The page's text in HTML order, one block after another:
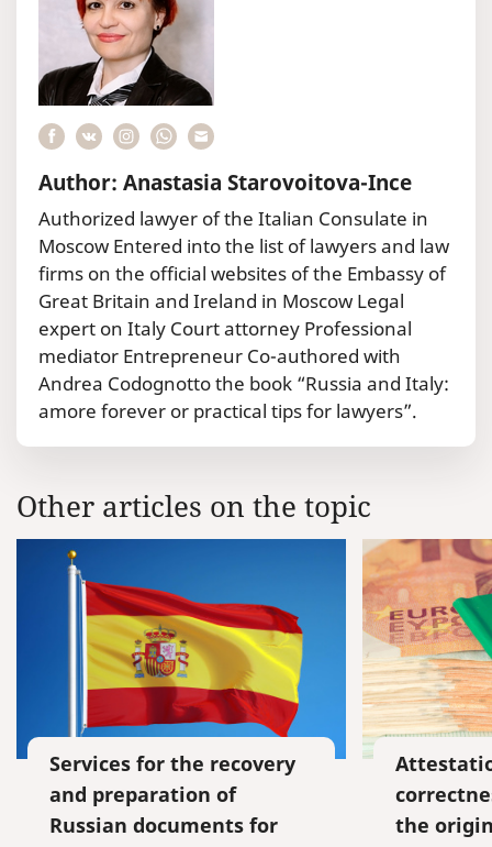
Author: Anastasia Starovoitova-Ince
Authorized lawyer of the Italian Consulate in
Moscow Entered into the list of lawyers and law
firms on the official websites of the Embassy of
Great Britain and Ireland in Moscow Legal
expert on Italy Court attorney Professional
mediator Entrepreneur Co-authored with
Andrea Codognotto the book “Russia and Italy:
amore forever or practical tips for lawyers”.
Other articles on the topic
Services for the recovery
and preparation of
Russian documents for
the